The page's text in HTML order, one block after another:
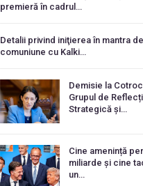
premieră în cadrul…
Detalii privind iniţierea în mantra de
comuniune cu Kalki…
Demisie la
Grupul de
Strategică și…
Cine amenință
miliarde și cine
un…